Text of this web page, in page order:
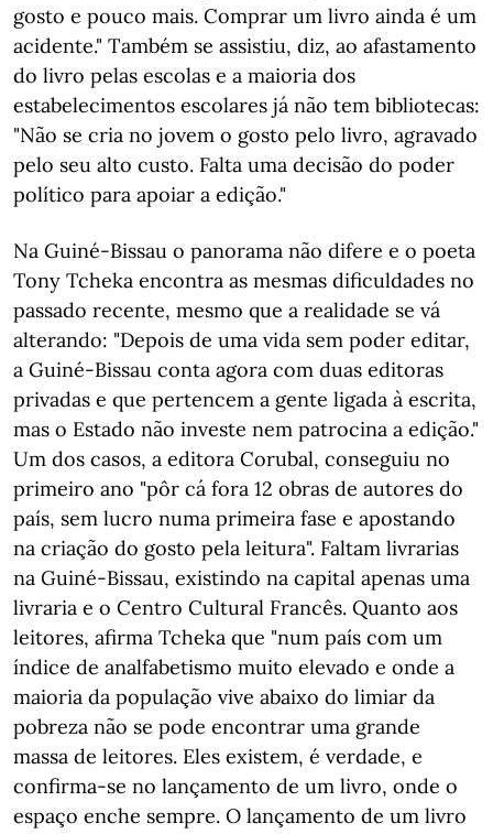
gosto e pouco mais. Comprar um livro ainda é um
acidente." Também se assistiu, diz, ao afastamento
do livro pelas escolas e a maioria dos
estabelecimentos escolares já não tem bibliotecas:
"Não se cria no jovem o gosto pelo livro, agravado
pelo seu alto custo. Falta uma decisão do poder
político para apoiar a edição."
Na Guiné-Bissau o panorama não difere e o poeta
Tony Tcheka encontra as mesmas dificuldades no
passado recente, mesmo que a realidade se vá
alterando: "Depois de uma vida sem poder editar,
a Guiné-Bissau conta agora com duas editoras
privadas e que pertencem a gente ligada à escrita,
mas o Estado não investe nem patrocina a edição."
Um dos casos, a editora Corubal, conseguiu no
primeiro ano "pôr cá fora 12 obras de autores do
país, sem lucro numa primeira fase e apostando
na criação do gosto pela leitura". Faltam livrarias
na Guiné-Bissau, existindo na capital apenas uma
livraria e o Centro Cultural Francês. Quanto aos
leitores, afirma Tcheka que "num país com um
índice de analfabetismo muito elevado e onde a
maioria da população vive abaixo do limiar da
pobreza não se pode encontrar uma grande
massa de leitores. Eles existem, é verdade, e
confirma-se no lançamento de um livro, onde o
espaço enche sempre. O lançamento de um livro